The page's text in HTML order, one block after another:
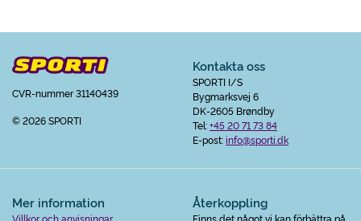
CVR-nummer 31140439
© 2026 SPORTI
Kontakta oss
SPORTI I/S
Bygmarksvej 6
DK-2605 Brøndby
Tel:+45 20 71 73 84
E-post:info@sporti.dk
Mer information
Villkor och anvisningar
Återkoppling
Finns det något vi kan förbättra på